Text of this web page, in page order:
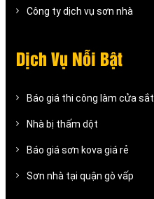
Công ty dịch vụ sơn nhà
Dịch Vụ Nỗi Bật
Báo giá thi công làm cửa sắt
Nhà bị thấm dột
Báo giá sơn kova giá rẻ
Sơn nhà tại quận gò vấp